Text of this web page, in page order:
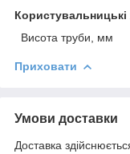
Користувальницькі
Висота труби, мм
Приховати
Умови доставки
Доставка